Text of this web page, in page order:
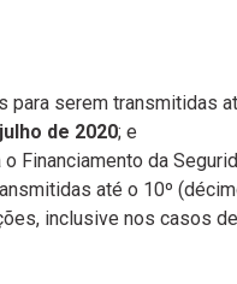
para serem transmitidas
de 2020; e
Financiamento da
até o 10º
inclusive nos casos